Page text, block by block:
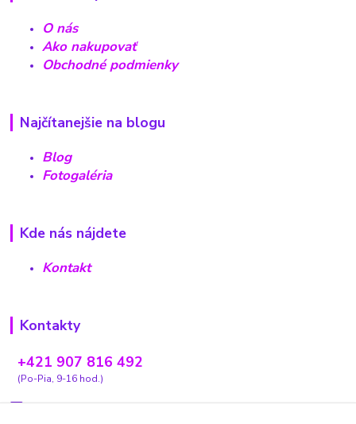
O nás
Ako nakupovať
Obchodné podmienky
Najčítanejšie na blogu
Blog
Fotogaléria
Kde nás nájdete
Kontakt
Kontakty
+421 907 816 492
(Po-Pia, 9-16 hod.)
carovnyobchodik13@gmail.com